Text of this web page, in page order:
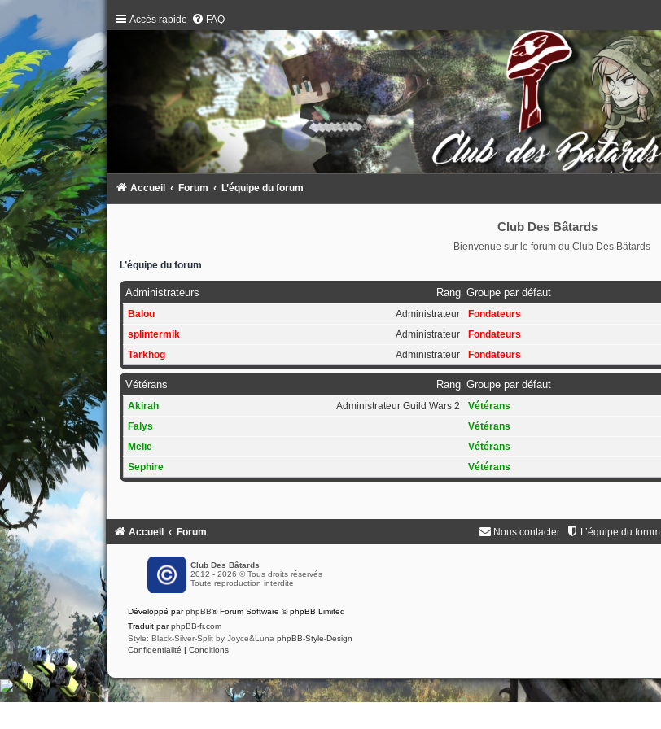
Accès rapide FAQ
Accueil Forum L’équipe du forum
Club Des Bâtards
Bienvenue sur le forum du Club Des Bâtards
L’équipe du forum
Rang
Administrateurs Groupe par défaut
Administrateur
Balou Fondateurs
Administrateur
splintermik Fondateurs
Administrateur
Tarkhog Fondateurs
Rang
Vétérans Groupe par défaut
Administrateur Guild Wars 2
Akirah Vétérans
Falys
Vétérans
Melie
Vétérans
Sephire
Vétérans
Accueil Forum L’équipe du forum
Nous contacter
Club Des Bâtards
2012 - 2026 © Tous droits réservés
Toute reproduction interdite
Développé parphpBB® Forum Software © phpBB Limited
Traduit parphpBB-fr.com
Style: Black-Silver-Split by Joyce&Luna phpBB-Style-Design
Confidentialité | Conditions